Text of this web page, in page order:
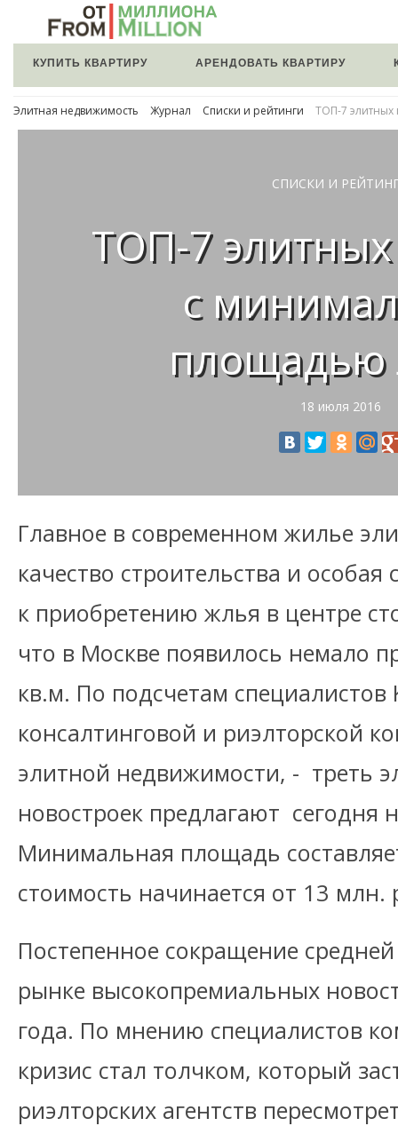
КУПИТЬ КВАРТИРУ АРЕНДОВАТЬ КВАРТИРУ
Элитная недвижимость Журнал Списки и рейтинги ТОП-7
СПИСКИ И
ТОП-7
с
площадью
18 июля 2016
Главное в современном жилье
качество строительства и
к приобретению жлья в центре
что в Москве появилось немало
кв.м. По подсчетам
консалтинговой и риэлторской
элитной недвижимости, - треть
новостроек предлагают сегодня
Минимальная площадь
стоимость начинается от 13 млн.
Постепенное сокращение
рынке высокопремиальных
года. По мнению специалистов
кризис стал толчком, который
риэлторских агентств